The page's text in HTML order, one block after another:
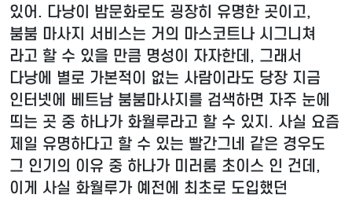
있어. 다낭이 밤문화로도 굉장히 유명한 곳이고,
붐붐 마사지 서비스는 거의 마스코트나 시그니쳐
라고 할 수 있을 만큼 명성이 자자한데, 그래서
다낭에 별로 가본적이 없는 사람이라도 당장 지금
인터넷에 베트남 붐붐마사지를 검색하면 자주 눈에
띄는 곳 중 하나가 화월루라고 할 수 있지. 사실 요즘
제일 유명하다고 할 수 있는 빨간그네 같은 경우도
그 인기의 이유 중 하나가 미러룸 초이스 인 건데,
이게 사실 화월루가 예전에 최초로 도입했던